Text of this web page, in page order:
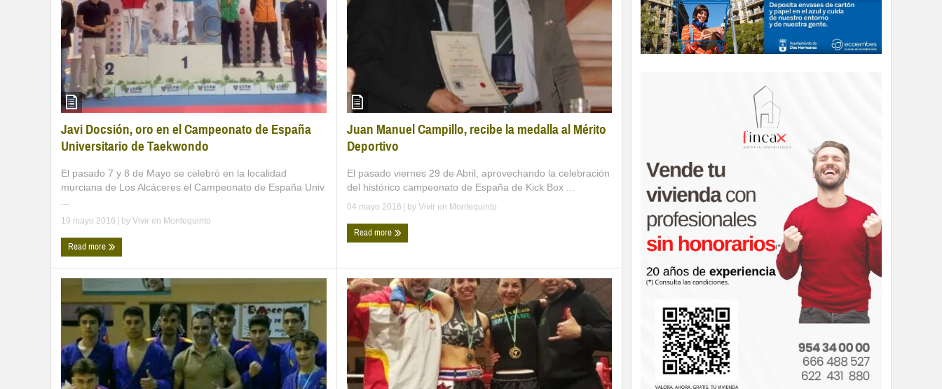
Javi Docsión, oro en el Campeonato de España
Universitario de Taekwondo
El pasado 7 y 8 de Mayo se celebró en la localidad
murciana de Los Alcáceres el Campeonato de España Univ
19 mayo 2016 | by Vivir en Montequinto
Read more
Juan Manuel Campillo, recibe la medalla al Mérito
Deportivo
El pasado viernes 29 de Abril, aprovechando la celebración
del histórico campeonato de España de Kick Box ...
04 mayo 2016 | by Vivir en Montequinto
Read more